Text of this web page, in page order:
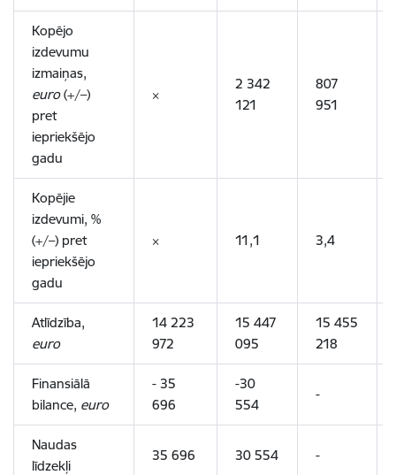
Kopējo
izdevumu
izmaiņas,
euro(+/–)
pret
iepriekšējo
gadu
×
2 342
121
807
951
Kopējie
izdevumi, %
(+/–) pret
iepriekšējo
gadu
× 11,1 3,4
Atlīdzība,
euro
14 223
972
15 447
095
15 455
218
Finansiālā
bilance, euro
- 35
696
-30
554
-
Naudas
līdzekļi
35 696 30 554 -